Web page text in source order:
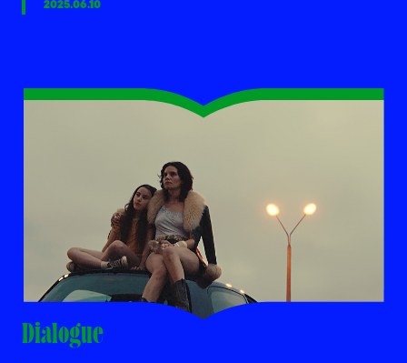
2025.06.10
Dialogue